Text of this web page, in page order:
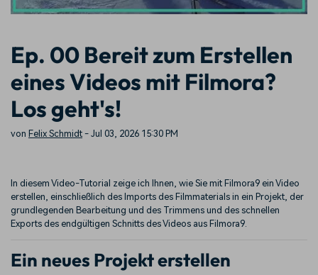
Videobearbeitungs-
können
Creator
Monetarisierungs-
Monetarisieren Sie
Freunde-werben-
Programm
Erfahren Sie, wie unsere
Kunden Erfolg haben
Schalten Sie Partnerschaften
auf Unternehmensebene frei
Ep. 00 Bereit zum Erstellen
eines Videos mit Filmora?
Los geht's!
von Felix Schmidt - Jul 03, 2026 15:30 PM
In diesem Video-Tutorial zeige ich Ihnen, wie Sie mit Filmora9 ein Video
erstellen, einschließlich des Imports des Filmmaterials in ein Projekt, der
grundlegenden Bearbeitung und des Trimmens und des schnellen
Exports des endgültigen Schnitts des Videos aus Filmora9.
Ein neues Projekt erstellen